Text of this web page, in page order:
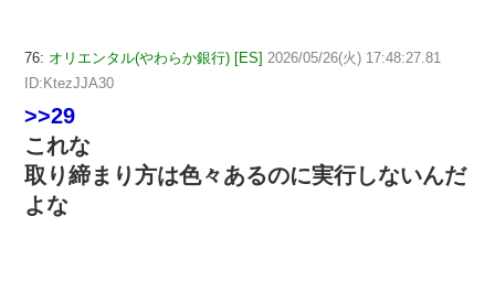
76: オリエンタル(やわらか銀行) [ES] 2026/05/26(火) 17:48:27.81
ID:KtezJJA30
>>29
これな
取り締まり方は色々あるのに実行しないんだ
よな